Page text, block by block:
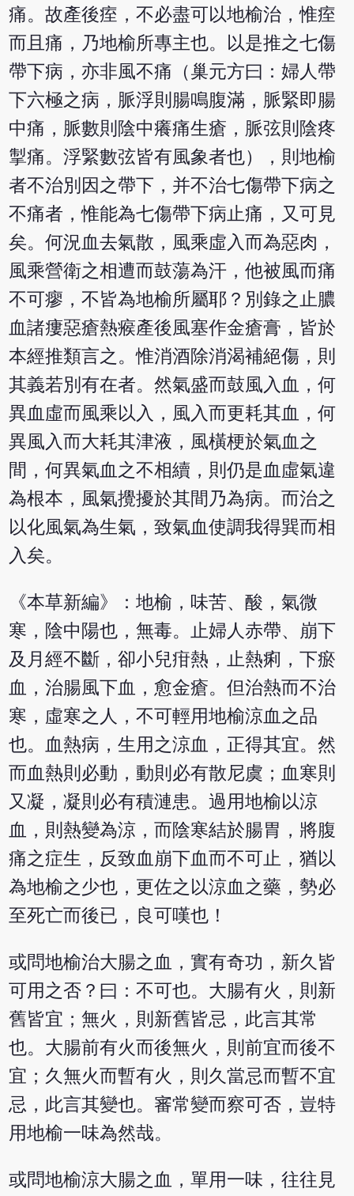
痛。故產後痓，不必盡可以地榆治，惟痓
而且痛，乃地榆所專主也。以是推之七傷
帶下病，亦非風不痛（巢元方曰：婦人帶
下六極之病，脈浮則腸鳴腹滿，脈緊即腸
中痛，脈數則陰中癢痛生瘡，脈弦則陰疼
掣痛。浮緊數弦皆有風象者也），則地榆
者不治別因之帶下，并不治七傷帶下病之
不痛者，惟能為七傷帶下病止痛，又可見
矣。何況血去氣散，風乘虛入而為惡肉，
風乘營衛之相遭而鼓蕩為汗，他被風而痛
不可瘳，不皆為地榆所屬耶？別錄之止膿
血諸瘻惡瘡熱瘊產後風塞作金瘡膏，皆於
本經推類言之。惟消酒除消渴補絕傷，則
其義若別有在者。然氣盛而鼓風入血，何
異血虛而風乘以入，風入而更耗其血，何
異風入而大耗其津液，風橫梗於氣血之
間，何異氣血之不相續，則仍是血虛氣違
為根本，風氣攪擾於其間乃為病。而治之
以化風氣為生氣，致氣血使調我得巽而相
入矣。
《本草新編》：地榆，味苦、酸，氣微
寒，陰中陽也，無毒。止婦人赤帶、崩下
及月經不斷，卻小兒疳熱，止熱痢，下瘀
血，治腸風下血，愈金瘡。但治熱而不治
寒，虛寒之人，不可輕用地榆涼血之品
也。血熱病，生用之涼血，正得其宜。然
而血熱則必動，動則必有散尼虞；血寒則
又凝，凝則必有積漣患。過用地榆以涼
血，則熱變為涼，而陰寒結於腸胃，將腹
痛之症生，反致血崩下血而不可止，猶以
為地榆之少也，更佐之以涼血之藥，勢必
至死亡而後已，良可嘆也！
或問地榆治大腸之血，實有奇功，新久皆
可用之否？曰：不可也。大腸有火，則新
舊皆宜；無火，則新舊皆忌，此言其常
也。大腸前有火而後無火，則前宜而後不
宜；久無火而暫有火，則久當忌而暫不宜
忌，此言其變也。審常變而察可否，豈特
用地榆一味為然哉。
或問地榆涼大腸之血，單用一味，往往見